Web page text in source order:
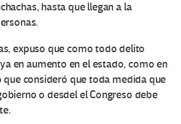
hasta que llegan a la
expuso que como todo delito
en aumento en el estado, como en
consideró que toda medida que
o desdel el Congreso debe